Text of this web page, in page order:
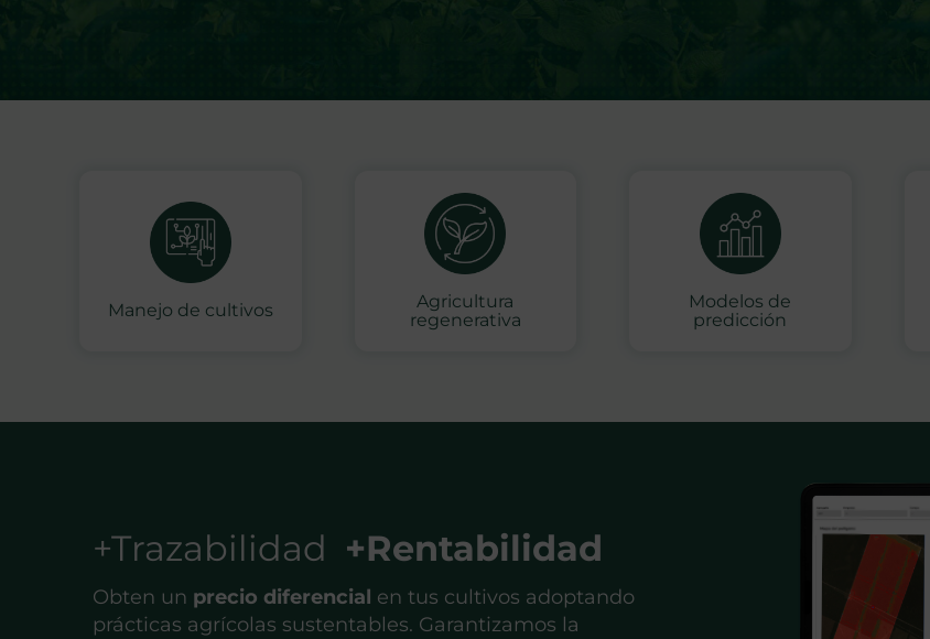
Manejo de cultivos
Agricultura
regenerativa
Modelos de
predicción
+Trazabilidad +Rentabilidad
Obten un precio diferencial en tus cultivos adoptando
prácticas agrícolas sustentables. Garantizamos la